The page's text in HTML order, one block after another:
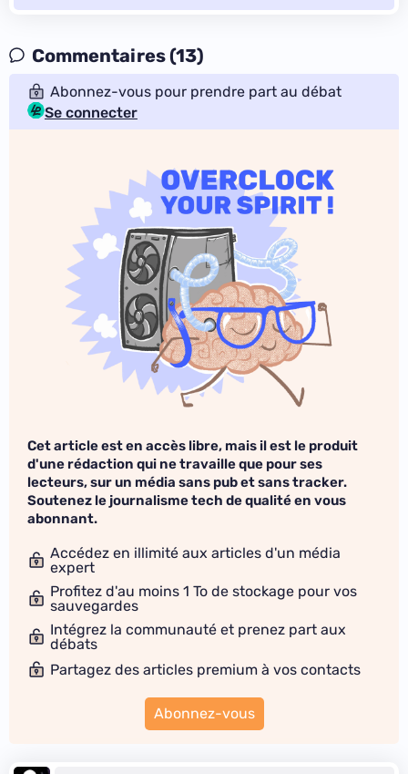
Commentaires (13)
Abonnez-vous pour prendre part au débat
Se connecter
Cet article est en accès libre, mais il est le produit
d'une rédaction qui ne travaille que pour ses
lecteurs, sur un média sans pub et sans tracker.
Soutenez le journalisme tech de qualité en vous
abonnant.
Accédez en illimité aux articles d'un média
expert
Profitez d'au moins 1 To de stockage pour vos
sauvegardes
Intégrez la communauté et prenez part aux
débats
Partagez des articles premium à vos contacts
Abonnez-vous